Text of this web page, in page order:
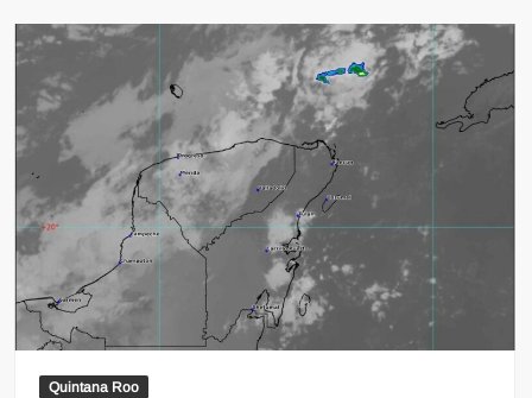
que
el
número
34
de
Fernando
Valenzuela
Quintana Roo